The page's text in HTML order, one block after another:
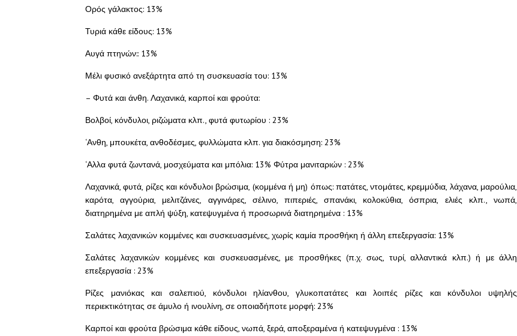
Ορός γάλακτος: 13%
Τυριά κάθε είδους: 13%
Αυγά πτηνών:: 13%
Μέλι φυσικό ανεξάρτητα από τη συσκευασία του: 13%
– Φυτά και άνθη. Λαχανικά, καρποί και φρούτα:
Βολβοί, κόνδυλοι, ριζώματα κλπ., φυτά φυτωρίου : 23%
‘Ανθη, μπουκέτα, ανθοδέσμες, φυλλώματα κλπ. για διακόσμηση: 23%
‘Αλλα φυτά ζωντανά, μοσχεύματα και μπόλια: 13% Φύτρα μανιταριών : 23%
Λαχανικά, φυτά, ρίζες και κόνδυλοι βρώσιμα, (κομμένα ή μη) όπως: πατάτες, ντομάτες, κρεμμύδια, λάχανα, μαρούλια,
καρότα, αγγούρια, μελιτζάνες, αγγινάρες, σέλινο, πιπεριές, σπανάκι, κολοκύθια, όσπρια, ελιές κλπ., νωπά,
διατηρημένα με απλή ψύξη, κατεψυγμένα ή προσωρινά διατηρημένα : 13%
Σαλάτες λαχανικών κομμένες και συσκευασμένες, χωρίς καμία προσθήκη ή άλλη επεξεργασία: 13%
Σαλάτες λαχανικών κομμένες και συσκευασμένες, με προσθήκες (π.χ. σως, τυρί, αλλαντικά κλπ.) ή με άλλη
επεξεργασία : 23%
Ρίζες μανιόκας και σαλεπιού, κόνδυλοι ηλίανθου, γλυκοπατάτες και λοιπές ρίζες και κόνδυλοι υψηλής
περιεκτικότητας σε άμυλο ή ινουλίνη, σε οποιαδήποτε μορφή: 23%
Καρποί και φρούτα βρώσιμα κάθε είδους, νωπά, ξερά, αποξεραμένα ή κατεψυγμένα : 13%